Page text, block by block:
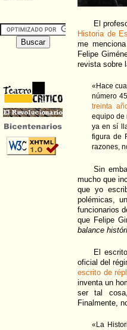
El
Historia de
me
Felipe
revista sobre
«Hace
número
treinta
equipo de
ya en sí
figura de
razones,
Sin
mucho que
que yo
polémicas,
funcionarios
que Felipe
balance
El
oficial del
escrito de
inventa un
ser tal
Finalmente,
«La